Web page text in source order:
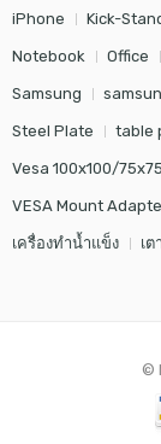
iPhone Kick-
Notebook Office
Samsung
Steel Plate table
Vesa 100x100/
VESA Mount
เครื่องทำน้ำแข็ง เ
©